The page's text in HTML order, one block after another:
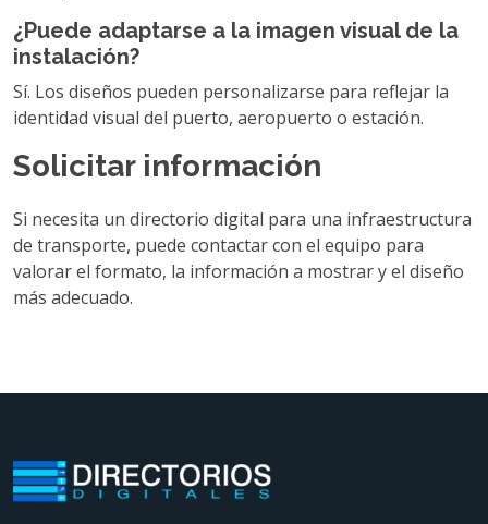
¿Puede adaptarse a la imagen visual de la
instalación?
Sí. Los diseños pueden personalizarse para reflejar la
identidad visual del puerto, aeropuerto o estación.
Solicitar información
Si necesita un directorio digital para una infraestructura
de transporte, puede contactar con el equipo para
valorar el formato, la información a mostrar y el diseño
más adecuado.